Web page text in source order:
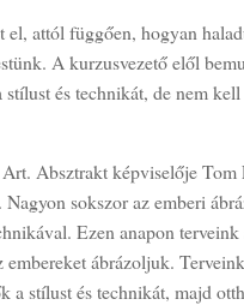
el, attól függően, hogyan
A kurzusvezető elől
és technikát, de nem
Absztrakt képviselője Tom
sokszor az emberi
Ezen anapon
ábrázoljuk.
a stílust és technikát, majd